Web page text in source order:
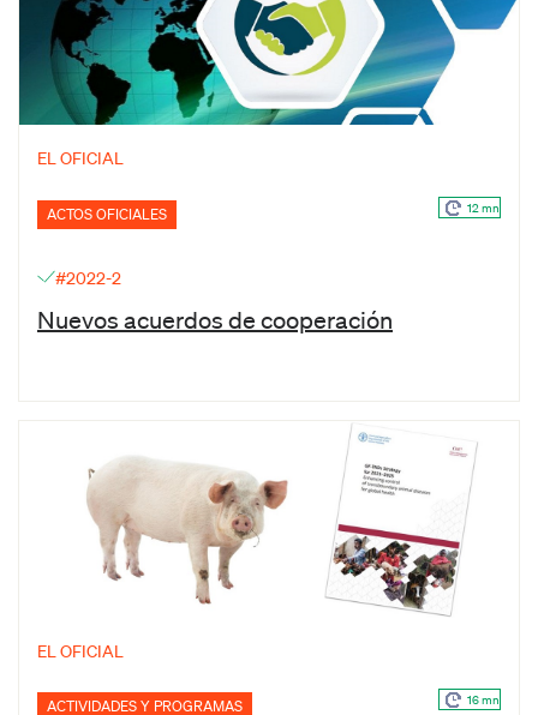
EL OFICIAL
ACTOS OFICIALES 12 mn
#2022-2
Nuevos acuerdos de cooperación
EL OFICIAL
ACTIVIDADES Y PROGRAMAS 16 mn